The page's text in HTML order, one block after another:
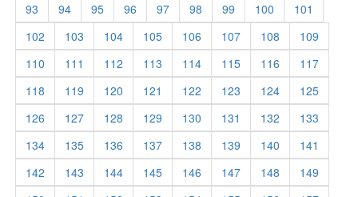
93
94 95 96 97 98 99 100
101
102
103 104 105 106 107 108
109
110
111 112 113 114 115 116
117
118
119 120 121 122 123 124
125
126
127 128 129 130 131 132
133
134
135 136 137 138 139 140
141
142
143 144 145 146 147 148
149